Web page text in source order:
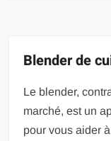
Blender de
Le blender,
marché, est un
pour vous aider